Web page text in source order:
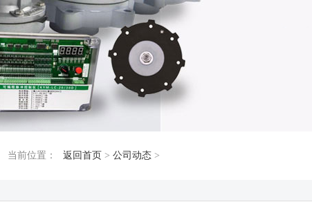
当前位置： 返回首页 > 公司动态 >